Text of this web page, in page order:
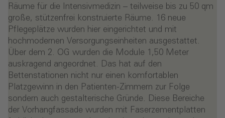
Räume für die Intensivmedizin – teilweise bis zu 50 qm
große, stützenfrei konstruierte Räume. 16 neue
Pflegeplätze wurden hier eingerichtet und mit
hochmodernen Versorgungseinheiten ausgestattet.
Über dem 2. OG wurden die Module 1,50 Meter
auskragend angeordnet. Das hat auf den
Bettenstationen nicht nur einen komfortablen
Platzgewinn in den Patienten-Zimmern zur Folge
sondern auch gestalterische Gründe. Diese Bereiche
der Vorhangfassade wurden mit Faserzementplatten